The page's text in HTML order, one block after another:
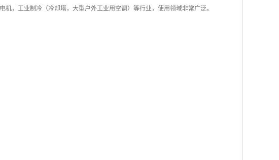
，工业制冷（冷却塔，大型户外工业用空调）等行业，使用领域非常广泛。